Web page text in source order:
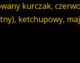
kurczak,
ketchupowy,